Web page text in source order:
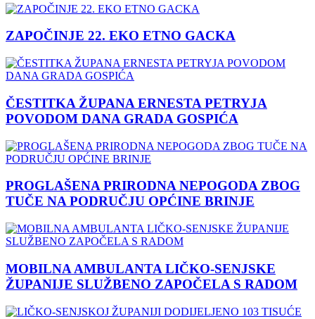
ZAPOČINJE 22. EKO ETNO GACKA
ČESTITKA ŽUPANA ERNESTA PETRYJA
POVODOM DANA GRADA GOSPIĆA
PROGLAŠENA PRIRODNA NEPOGODA ZBOG
TUČE NA PODRUČJU OPĆINE BRINJE
MOBILNA AMBULANTA LIČKO-SENJSKE
ŽUPANIJE SLUŽBENO ZAPOČELA S RADOM